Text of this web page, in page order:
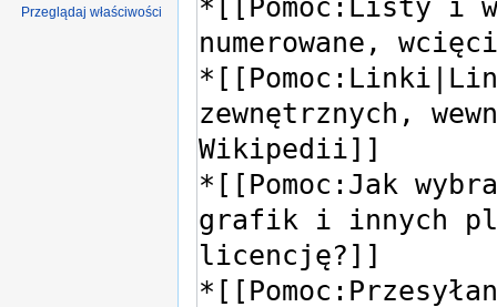
Przeglądaj właściwości